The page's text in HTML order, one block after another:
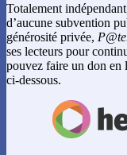
Totalement
d’aucune subvention
générosité privée,
ses lecteurs pour
pouvez faire un don en
ci-dessous.